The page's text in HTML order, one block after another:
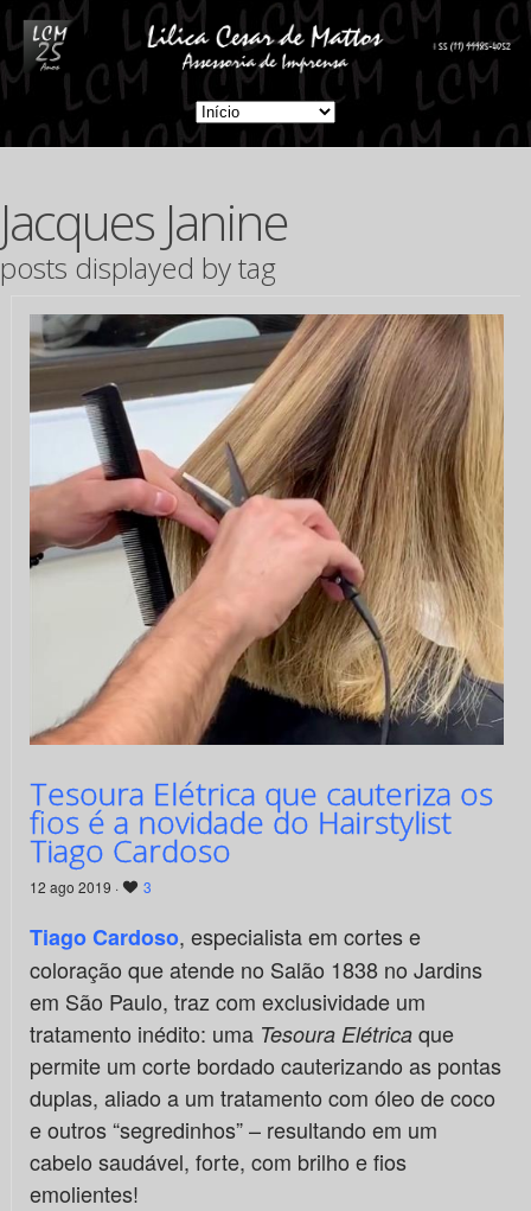
Jacques Janine
posts displayed by tag
Tesoura Elétrica que cauteriza os
fios é a novidade do Hairstylist
Tiago Cardoso
12 ago 2019 · 3
Tiago Cardoso, especialista em cortes e
coloração que atende no Salão 1838 no Jardins
em São Paulo, traz com exclusividade um
tratamento inédito: uma Tesoura Elétricaque
permite um corte bordado cauterizando as pontas
duplas, aliado a um tratamento com óleo de coco
e outros “segredinhos” – resultando em um
cabelo saudável, forte, com brilho e fios
emolientes!